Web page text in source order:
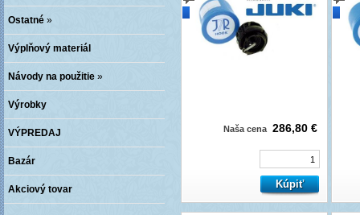
Ostatné »
Výplňový materiál
Návody na použitie »
Výrobky
VÝPREDAJ
Bazár
Akciový tovar
Naša cena 286,80 €
novinka